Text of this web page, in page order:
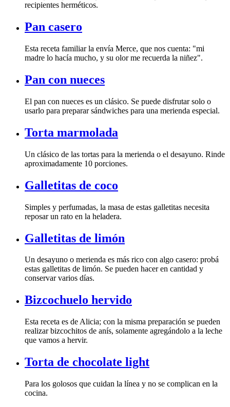
recipientes herméticos.
Pan casero
madre lo hacía mucho, y su olor me recuerda la niñez".
Pan con nueces
usarlo para preparar sándwiches para una merienda especial.
Torta marmolada
aproximadamente 10 porciones.
Galletitas de coco
reposar un rato en la heladera.
Galletitas de limón
conservar varios días.
Bizcochuelo hervido
que vamos a hervir.
Torta de chocolate light
cocina.